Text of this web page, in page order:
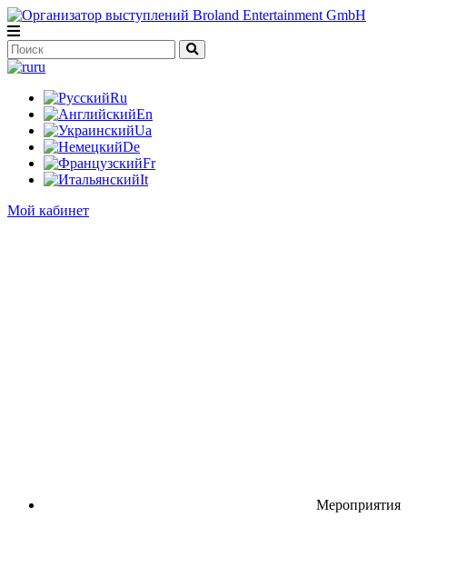
ru
Ru
En
Ua
De
Fr
It
Мой кабинет
Мероприятия